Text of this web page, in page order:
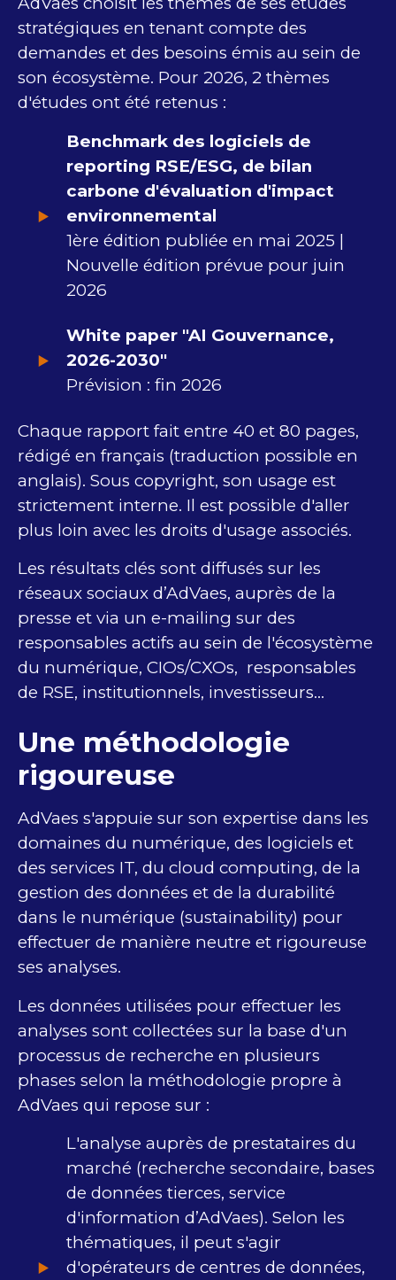
stratégiques en tenant compte des
demandes et des besoins émis au sein de
son écosystème. Pour 2026, 2 thèmes
d'études ont été retenus :
Benchmark des logiciels de
reporting RSE/ESG, de bilan
carbone d'évaluation d'impact
environnemental
1ère édition publiée en mai 2025 |
Nouvelle édition prévue pour juin
2026
White paper "AI Gouvernance,
2026-2030"
Prévision : fin 2026
Chaque rapport fait entre 40 et 80 pages,
rédigé en français (traduction possible en
anglais). Sous copyright, son usage est
strictement interne. Il est possible d'aller
plus loin avec les droits d'usage associés.
Les résultats clés sont diffusés sur les
réseaux sociaux d’AdVaes, auprès de la
presse et via un e-mailing sur des
responsables actifs au sein de l'écosystème
du numérique, CIOs/CXOs, responsables
de RSE, institutionnels, investisseurs...
Une méthodologie
rigoureuse
AdVaes s'appuie sur son expertise dans les
domaines du numérique, des logiciels et
des services IT, du cloud computing, de la
gestion des données et de la durabilité
dans le numérique (sustainability) pour
effectuer de manière neutre et rigoureuse
ses analyses.
Les données utilisées pour effectuer les
analyses sont collectées sur la base d'un
processus de recherche en plusieurs
phases selon la méthodologie propre à
AdVaes qui repose sur :
L'analyse auprès de prestataires du
marché (recherche secondaire, bases
de données tierces, service
d'information d’AdVaes). Selon les
thématiques, il peut s'agir
d'opérateurs de centres de données,